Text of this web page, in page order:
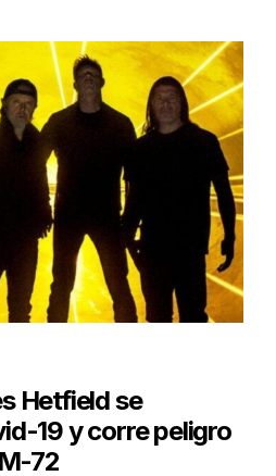
Hetfield se
19 y corre peligro
72